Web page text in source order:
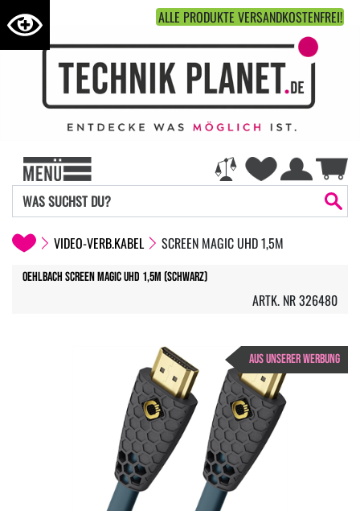
ALLE PRODUKTE VERSANDKOSTENFREI!
VIDEO-VERB.KABEL SCREEN MAGIC UHD 1,5M
Oehlbach Screen Magic UHD 1,5m (schwarz)
ARTK. NR 326480
AUS UNSERER WERBUNG